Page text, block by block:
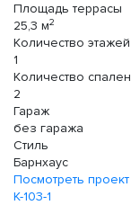
Площадь террасы
25,3 м2
Количество этажей
1
Количество спален
2
Гараж
без гаража
Стиль
Барнхаус
Посмотреть проект
К-103-1